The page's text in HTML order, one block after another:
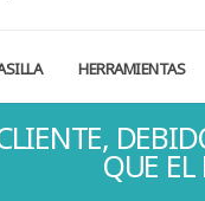
HERRAMIENTAS
QUE EL